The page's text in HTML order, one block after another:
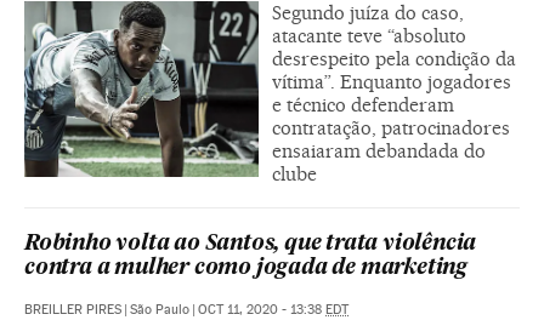
Segundo juíza do caso,
atacante teve “absoluto
desrespeito pela condição da
vítima”. Enquanto jogadores
e técnico defenderam
contratação, patrocinadores
ensaiaram debandada do
clube
Robinho volta ao Santos, que trata violência
contra a mulher como jogada de marketing
BREILLER PIRES | São Paulo | OCT 11, 2020 - 13:38 EDT